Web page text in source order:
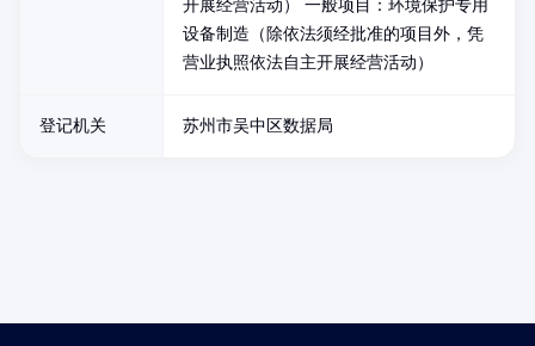
开展经营活动） 一般项目：环境保护专用
设备制造（除依法须经批准的项目外，凭
营业执照依法自主开展经营活动）
登记机关 苏州市吴中区数据局